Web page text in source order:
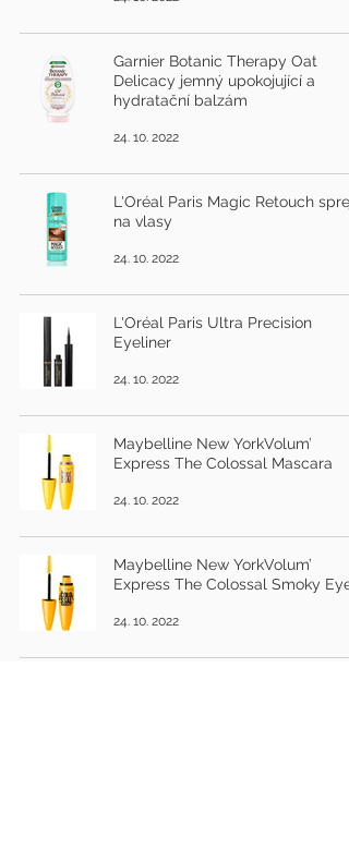
Garnier Botanic Therapy Oat
Delicacy jemný upokojující a
hydratační balzám
24. 10. 2022
L'Oréal Paris Magic Retouch sprej
na vlasy
24. 10. 2022
L'Oréal Paris Ultra Precision
Eyeliner
24. 10. 2022
Maybelline New YorkVolum’
Express The Colossal Mascara
24. 10. 2022
Maybelline New YorkVolum’
Express The Colossal Smoky
24. 10. 2022